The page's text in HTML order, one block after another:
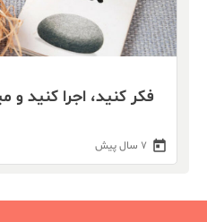
فکر کنید، اجرا کنید و
today